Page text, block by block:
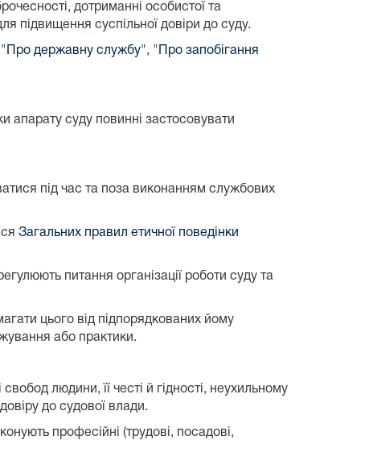
дотриманні особистої та
підвищення суспільної довіри до суду.
"Про державну службу" , "Про запобігання
апарату суду повинні застосовувати
під час та поза виконанням службових
Загальних правил етичної поведінки
питання організації роботи суду та
цього від підпорядкованих йому
або практики.
людини, її честі й гідності, неухильному
до судової влади.
професійні (трудові, посадові,